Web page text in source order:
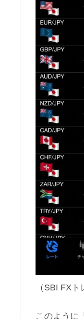
（SBI FX
このように